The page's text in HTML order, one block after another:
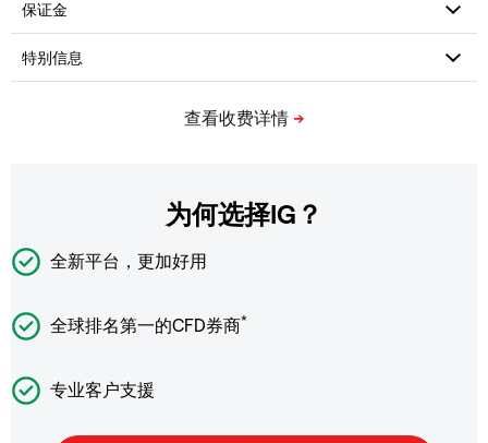
为何选择IG？
全新平台，更加好用
全球排名第一的CFD券商*
专业客户支援